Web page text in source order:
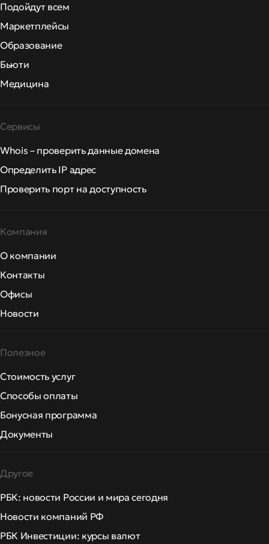
Подойдут всем
Маркетплейсы
Образование
Бьюти
Медицина
Сервисы
Whois – проверить данные домена
Определить IP адрес
Проверить порт на доступность
Компания
О компании
Контакты
Офисы
Новости
Полезное
Стоимость услуг
Способы оплаты
Бонусная программа
Документы
Другое
РБК: новости России и мира сегодня
Новости компаний РФ
РБК Инвестиции: курсы валют